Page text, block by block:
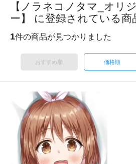
【ノラネコノタマ_オリ
ー】 に登録されている商
1件の商品が見つかりました
おすすめ順 価格順